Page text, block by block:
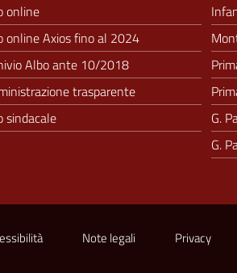
online
online Axios fino al 2024
Albo ante 10/2018
trasparente
sindacale
G.
G.
Note legali Privacy